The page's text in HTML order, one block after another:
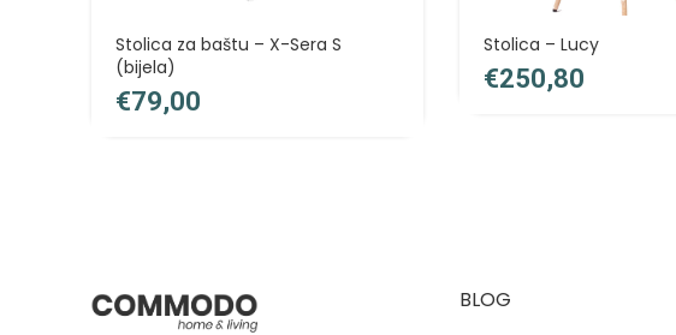
Stolica za baštu – X-Sera S
(bijela)
€
Stolica – Lucy
€
BLOG